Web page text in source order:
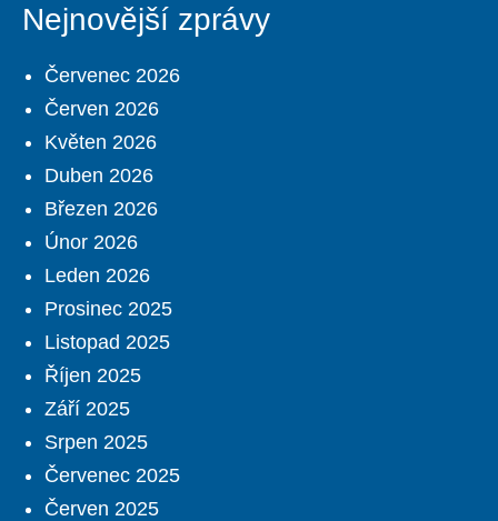
Nejnovější zprávy
Červenec 2026
Červen 2026
Květen 2026
Duben 2026
Březen 2026
Únor 2026
Leden 2026
Prosinec 2025
Listopad 2025
Říjen 2025
Září 2025
Srpen 2025
Červenec 2025
Červen 2025